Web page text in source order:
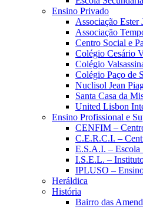
Ensino Privado
Associação Ester
Associação
Centro Social e
Colégio Cesário
Colégio
Colégio Paço de
Nuclisol Jean
Santa Casa da
United Lisbon
Ensino Profissional e
CENFIM –
C.E.R.C.I. –
E.S.A.I. – Escola
I.S.E.L. –
IPLUSO –
Heráldica
História
Bairro das